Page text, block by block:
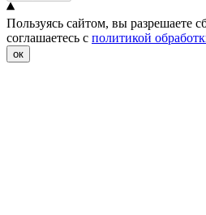
Пользуясь сайтом, вы разрешаете
соглашаетесь с политикой
ок